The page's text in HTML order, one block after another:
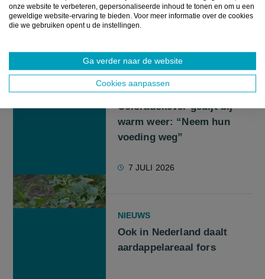
onze website te verbeteren, gepersonaliseerde inhoud te tonen en om u een
geweldige website-ervaring te bieden. Voor meer informatie over de cookies
die we gebruiken opent u de instellingen.
Ga verder naar de website
Cookies aanpassen
Staten
NIEUWS
Coloradokever gedijt bij
warm weer: “Neem hun
voeding weg”
7 JULI 2026
NIEUWS
Ook in Nederland daalt
aardappelareaal fors